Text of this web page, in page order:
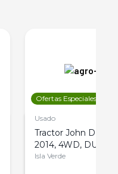
Ofertas Especiales
Usado
Tractor John Deere
2014, 4WD, DUAL
Isla Verde